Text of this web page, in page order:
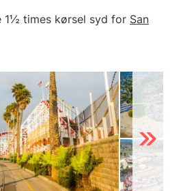
1½ times kørsel syd for San
Next